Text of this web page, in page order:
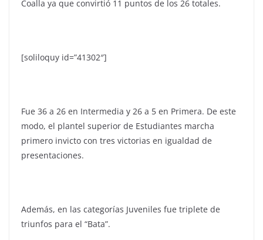
Coalla ya que convirtió 11 puntos de los 26 totales.
[soliloquy id=”41302″]
Fue 36 a 26 en Intermedia y 26 a 5 en Primera. De este
modo, el plantel superior de Estudiantes marcha
primero invicto con tres victorias en igualdad de
presentaciones.
Además, en las categorías Juveniles fue triplete de
triunfos para el “Bata”.